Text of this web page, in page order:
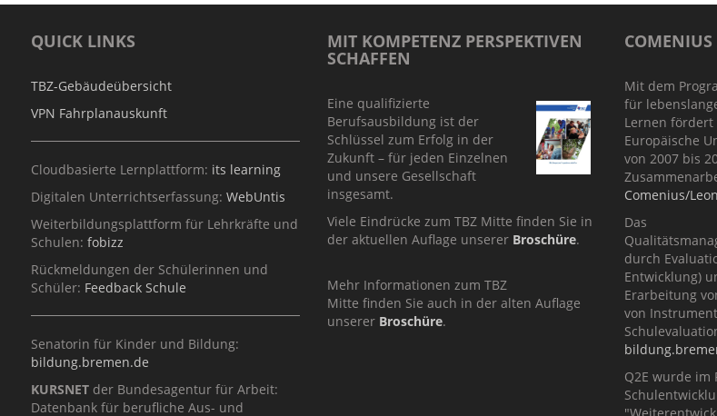
QUICK LINKS
TBZ-Gebäudeübersicht
VPN Fahrplanauskunft
Cloudbasierte Lernplattform: its learning
Digitalen Unterrichtserfassung: WebUntis
Weiterbildungsplattform für Lehrkräfte und
Schulen: fobizz
Rückmeldungen der Schülerinnen und
Schüler: Feedback Schule
Senatorin für Kinder und Bildung:
bildung.bremen.de
KURSNETder Bundesagentur für Arbeit:
Datenbank für berufliche Aus- und
MIT KOMPETENZ PERSPEKTIVEN
SCHAFFEN
Eine qualifizierte
Berufsausbildung ist der
Schlüssel zum Erfolg in der
Zukunft – für jeden Einzelnen
und unsere Gesellschaft
insgesamt.
Viele Eindrücke zum TBZ Mitte finden Sie in
der aktuellen Auflage unserer Broschüre.
Mehr Informationen zum TBZ
Mitte finden Sie auch in der alten Auflage
unserer Broschüre.
Mit dem
für
Lernen fördert
Europäische
von 2007 bis
Comenius/
Das
durch
Entwicklung)
Erarbeitung
von
Q2E wurde im